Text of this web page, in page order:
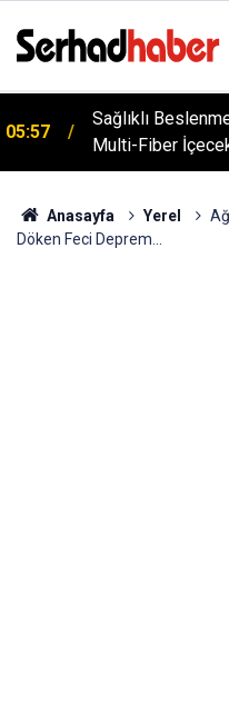
05:57
Sağlıklı
Multi-Fiber
Anasayfa Yerel
Döken Feci Deprem...